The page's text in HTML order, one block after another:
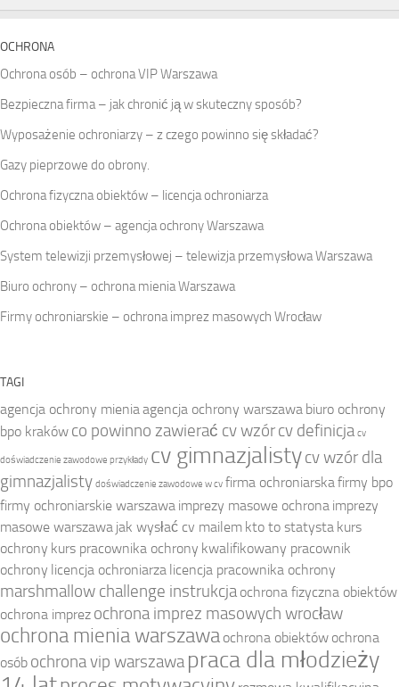
OCHRONA
Ochrona osób – ochrona VIP Warszawa
Bezpieczna firma – jak chronić ją w skuteczny sposób?
Wyposażenie ochroniarzy – z czego powinno się składać?
Gazy pieprzowe do obrony.
Ochrona fizyczna obiektów – licencja ochroniarza
Ochrona obiektów – agencja ochrony Warszawa
System telewizji przemysłowej – telewizja przemysłowa Warszawa
Biuro ochrony – ochrona mienia Warszawa
Firmy ochroniarskie – ochrona imprez masowych Wrocław
TAGI
agencja ochrony mieniaagencja ochrony warszawa biuro ochrony
bpo kraków co powinno zawierać cv wzórcv definicja cv
doświadczenie zawodowe przykłady cv gimnazjalistycv wzór dla
gimnazjalisty doświadczenie zawodowe w cv firma ochroniarskafirmy bpo
firmy ochroniarskie warszawa imprezy masowe ochrona imprezy
masowe warszawa jak wysłać cv mailem kto to statysta kurs
ochrony kurs pracownika ochrony kwalifikowany pracownik
ochrony licencja ochroniarza licencja pracownika ochrony
marshmallow challenge instrukcja ochrona fizyczna obiektów
ochrona imprez ochrona imprez masowych wrocław
ochrona mienia warszawa ochrona obiektów ochrona
osób ochrona vip warszawa praca dla młodzieży